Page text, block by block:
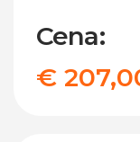
Cena:
€